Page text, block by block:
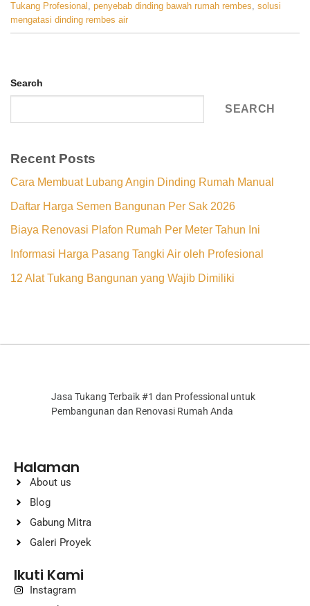
Tukang Profesional , penyebab dinding bawah rumah rembes, solusi
mengatasi dinding rembes air
Search
SEARCH
Recent Posts
Cara Membuat Lubang Angin Dinding Rumah Manual
Daftar Harga Semen Bangunan Per Sak 2026
Biaya Renovasi Plafon Rumah Per Meter Tahun Ini
Informasi Harga Pasang Tangki Air oleh Profesional
12 Alat Tukang Bangunan yang Wajib Dimiliki
Jasa Tukang Terbaik #1 dan Professional untuk
Pembangunan dan Renovasi Rumah Anda
Halaman
About us
Blog
Gabung Mitra
Galeri Proyek
Ikuti Kami
Instagram